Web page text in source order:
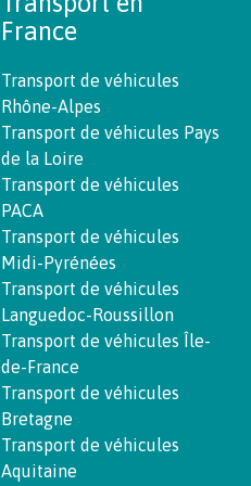
France
Transport de véhicules
Rhône-Alpes
Transport de véhicules Pays
de la Loire
Transport de véhicules
PACA
Transport de véhicules
Midi-Pyrénées
Transport de véhicules
Languedoc-Roussillon
Transport de véhicules Île-
de-France
Transport de véhicules
Bretagne
Transport de véhicules
Aquitaine